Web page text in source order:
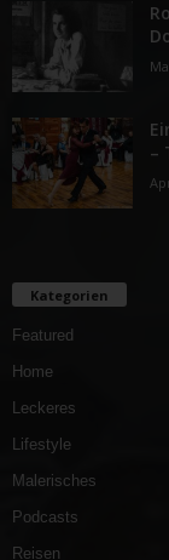
–
Kategorien
Featured
Home
Leckeres
Lifestyle
Malerisches
Podcasts
Reisen